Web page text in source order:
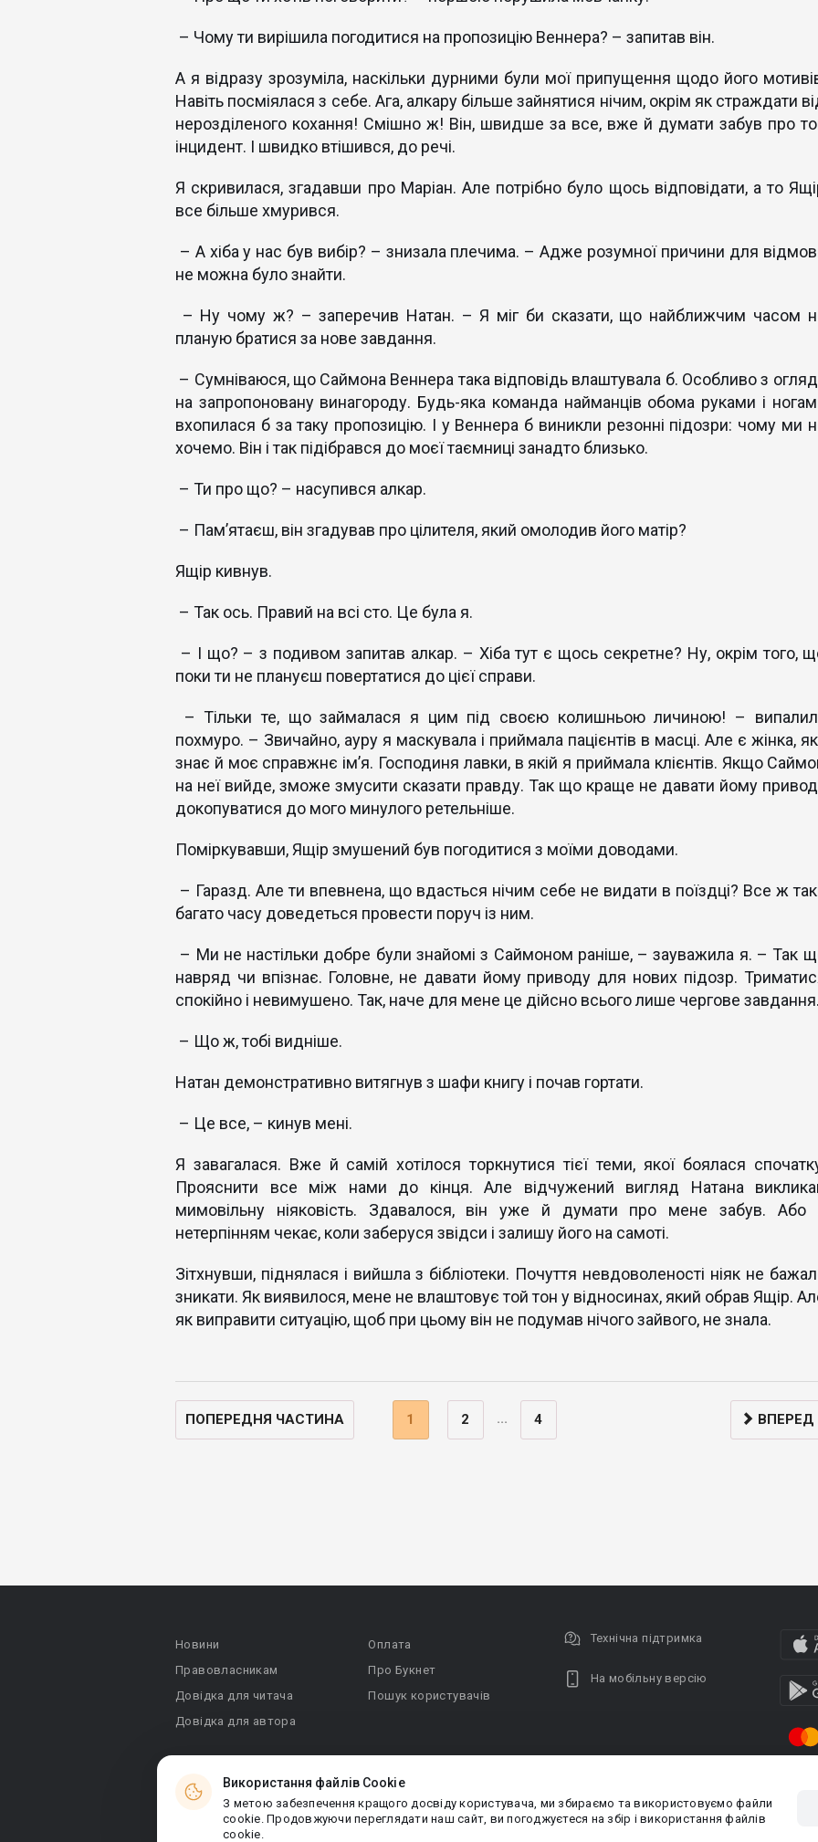
– Чому ти вирішила погодитися на пропозицію Веннера? – запитав він.
А я відразу зрозуміла, наскільки дурними були мої припущення щодо його
Навіть посміялася з себе. Ага, алкару більше зайнятися нічим, окрім як страждати
нерозділеного кохання! Смішно ж! Він, швидше за все, вже й думати забув про
інцидент. І швидко втішився, до речі.
Я скривилася, згадавши про Маріан. Але потрібно було щось відповідати, а то
все більше хмурився.
– А хіба у нас був вибір? – знизала плечима. – Адже розумної причини для
не можна було знайти.
– Ну чому ж? – заперечив Натан. – Я міг би сказати, що найближчим часом
планую братися за нове завдання.
– Сумніваюся, що Саймона Веннера така відповідь влаштувала б. Особливо з
на запропоновану винагороду. Будь-яка команда найманців обома руками і
вхопилася б за таку пропозицію. І у Веннера б виникли резонні підозри: чому ми
хочемо. Він і так підібрався до моєї таємниці занадто близько.
– Ти про що? – насупився алкар.
– Пам’ятаєш, він згадував про цілителя, який омолодив його матір?
Ящір кивнув.
– Так ось. Правий на всі сто. Це була я.
– І що? – з подивом запитав алкар. – Хіба тут є щось секретне? Ну, окрім того,
поки ти не плануєш повертатися до цієї справи.
– Тільки те, що займалася я цим під своєю колишньою личиною! –
похмуро. – Звичайно, ауру я маскувала і приймала пацієнтів в масці. Але є жінка,
знає й моє справжнє ім’я. Господиня лавки, в якій я приймала клієнтів. Якщо
на неї вийде, зможе змусити сказати правду. Так що краще не давати йому
докопуватися до мого минулого ретельніше.
Поміркувавши, Ящір змушений був погодитися з моїми доводами.
– Гаразд. Але ти впевнена, що вдасться нічим себе не видати в поїздці? Все ж
багато часу доведеться провести поруч із ним.
– Ми не настільки добре були знайомі з Саймоном раніше, – зауважила я. – Так
навряд чи впізнає. Головне, не давати йому приводу для нових підозр.
спокійно і невимушено. Так, наче для мене це дійсно всього лише чергове завдання.
– Що ж, тобі видніше.
Натан демонстративно витягнув з шафи книгу і почав гортати.
– Це все, – кинув мені.
Я завагалася. Вже й самій хотілося торкнутися тієї теми, якої боялася
Прояснити все між нами до кінця. Але відчужений вигляд Натана
мимовільну ніяковість. Здавалося, він уже й думати про мене забув. Або
нетерпінням чекає, коли заберуся звідси і залишу його на самоті.
Зітхнувши, піднялася і вийшла з бібліотеки. Почуття невдоволеності ніяк не
зникати. Як виявилося, мене не влаштовує той тон у відносинах, який обрав Ящір.
як виправити ситуацію, щоб при цьому він не подумав нічого зайвого, не знала.
ПОПЕРЕДНЯ ЧАСТИНА 1 2 ... 4 ВПЕРЕД
Використання файлів Cookie
З метою забезпечення кращого досвіду користувача, ми збираємо та використовуємо файли
cookie. Продовжуючи переглядати наш сайт, ви погоджуєтеся на збір і використання файлів
cookie.
Новини
Правовласникам
Довідка для читача
Довідка для автора
Оплата
Про Букнет
Пошук користувачів
Технічна підтримка
На мобільну версію
© 2026 Booknet. Всі права захищено.
Narva mnt 5, Tallinn 10117, Естонія
Privacy policy Угода